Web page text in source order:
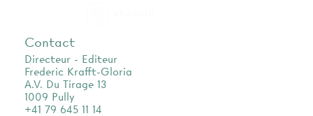
Contact
Directeur - Editeur
Frederic Krafft-Gloria
A.V. Du Tirage 13
1009 Pully
+41 79 645 11 14